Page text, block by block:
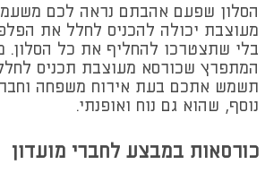
הסלון שפעם אהבתם נראה לכם
מעוצבת יכולה להכניס לחלל את
בלי שתצטרכו להחליף את כל הסלון.
המתפרץ שכורסא מעוצבת תכניס
תשמש אתכם בעת אירוח משפחה
נוסף, שהוא גם נוח ואופנתי.
כורסאות במבצע לחברי מועדון